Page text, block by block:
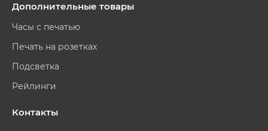
Дополнительные товары
Часы с печатью
Печать на розетках
Подсветка
Рейлинги
Контакты